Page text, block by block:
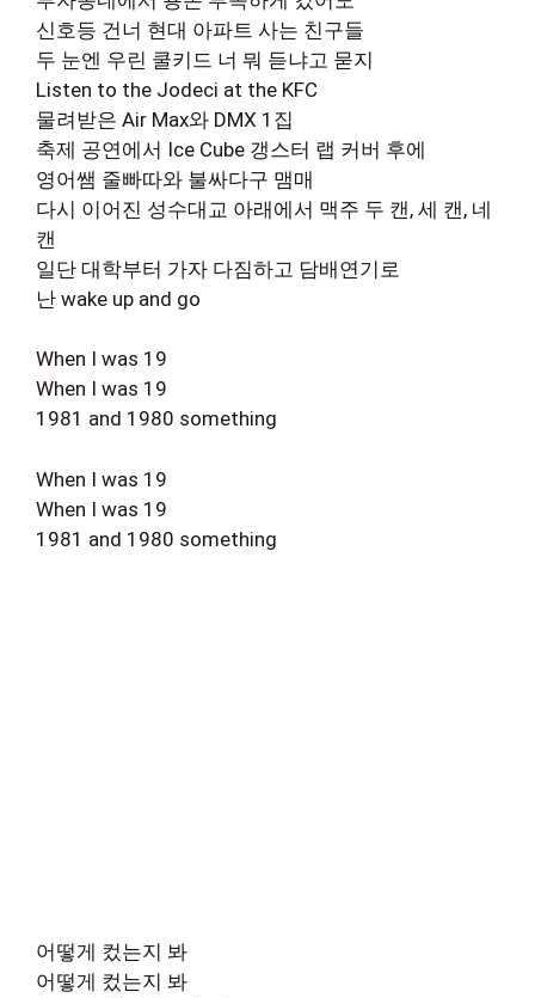
신호등 건너 현대 아파트 사는 친구들
두 눈엔 우린 쿨키드 너 뭐 듣냐고 묻지
Listen to the Jodeci at the KFC
물려받은 Air Max와 DMX 1집
축제 공연에서 Ice Cube 갱스터 랩 커버 후에
영어쌤 줄빠따와 불싸다구 맴매
다시 이어진 성수대교 아래에서 맥주 두 캔, 세 캔, 네
캔
일단 대학부터 가자 다짐하고 담배연기로
난 wake up and go
When I was 19
When I was 19
1981 and 1980 something
When I was 19
When I was 19
1981 and 1980 something
어떻게 컸는지 봐
어떻게 컸는지 봐